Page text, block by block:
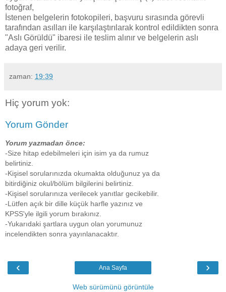
fotoğraf,
İstenen belgelerin fotokopileri, başvuru sırasında görevli
tarafından asılları ile karşılaştırılarak kontrol edildikten sonra
"Aslı Görüldü" ibaresi ile teslim alınır ve belgelerin aslı
adaya geri verilir.
zaman: 19:39
Hiç yorum yok:
Yorum Gönder
Yorum yazmadan önce:
-Size hitap edebilmeleri için isim ya da rumuz
belirtiniz.
-Kişisel sorularınızda okumakta olduğunuz ya da
bitirdiğiniz okul/bölüm bilgilerini belirtiniz.
-Kişisel sorularınıza verilecek yanıtlar gecikebilir.
-Lütfen açık bir dille küçük harfle yazınız ve
KPSS'yle ilgili yorum bırakınız.
-Yukarıdaki şartlara uygun olan yorumunuz
incelendikten sonra yayınlanacaktır.
‹ ›
Ana Sayfa
Web sürümünü görüntüle